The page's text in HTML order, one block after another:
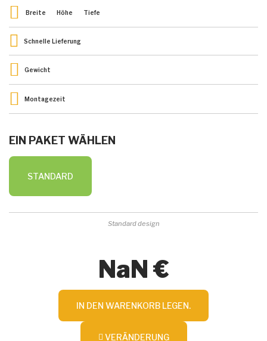
Breite Höhe Tiefe
Schnelle Lieferung
Gewicht
Montagezeit
EIN PAKET WÄHLEN
STANDARD
Standard design
NaN €
IN DEN WARENKORB LEGEN.
VERÄNDERUNG